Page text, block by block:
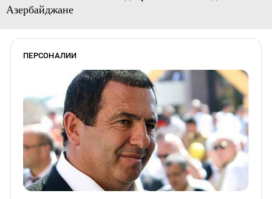
Азербайджане
ПЕРСОНАЛИИ